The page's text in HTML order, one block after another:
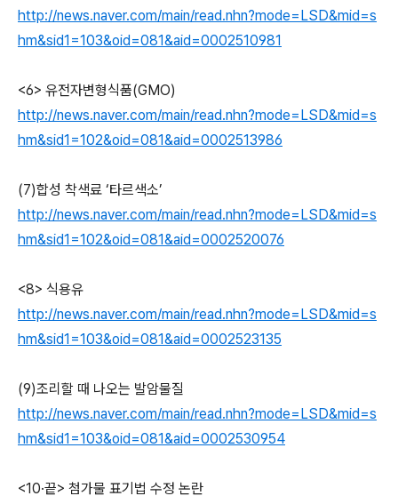
http://news.naver.com/main/read.nhn?mode=LSD&mid=s
hm&sid1=103&oid=081&aid=0002510981
<6> 유전자변형식품(GMO)
http://news.naver.com/main/read.nhn?mode=LSD&mid=s
hm&sid1=102&oid=081&aid=0002513986
(7)합성 착색료 ‘타르색소’
http://news.naver.com/main/read.nhn?mode=LSD&mid=s
hm&sid1=102&oid=081&aid=0002520076
<8> 식용유
http://news.naver.com/main/read.nhn?mode=LSD&mid=s
hm&sid1=103&oid=081&aid=0002523135
(9)조리할 때 나오는 발암물질
http://news.naver.com/main/read.nhn?mode=LSD&mid=s
hm&sid1=103&oid=081&aid=0002530954
<10·끝> 첨가물 표기법 수정 논란